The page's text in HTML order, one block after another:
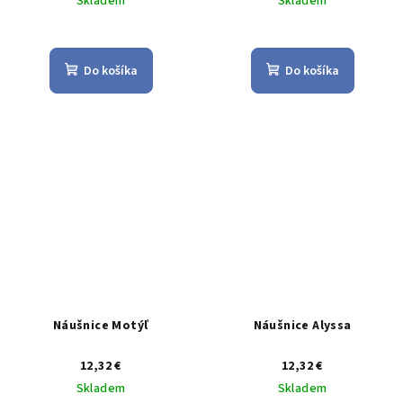
Do košíka Do košíka
Náušnice Motýľ
12,32 €
Skladem
Náušnice Alyssa
12,32 €
Skladem